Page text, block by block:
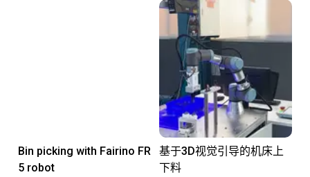
Bin picking with Fairino FR
5 robot
基于3D视觉引导的机床上
下料